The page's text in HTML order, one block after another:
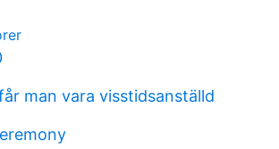
man vara visstidsanställd